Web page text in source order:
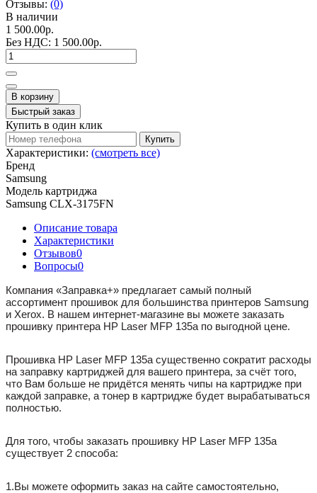
Отзывы: (0)
В наличии
1 500.00р.
Без НДС: 1 500.00р.
В корзину
Быстрый заказ
Купить в один клик
Купить
Характеристики: (смотреть все)
Бренд
Samsung
Модель картриджа
Samsung CLX-3175FN
Описание товара
Характеристики
Отзывов0
Вопросы0
Компания «Заправка+» предлагает самый полный
ассортимент прошивок для большинства принтеров Samsung
и Xerox. В нашем интернет-магазине вы можете заказать
прошивку принтера HP Laser MFP 135a по выгодной цене.
Прошивка HP Laser MFP 135a существенно сократит расходы
на заправку картриджей для вашего принтера, за счёт того,
что Вам больше не придётся менять чипы на картридже при
каждой заправке, а тонер в картридже будет вырабатываться
полностью.
Для того, чтобы заказать прошивку HP Laser MFP 135a
существует 2 способа:
1.Вы можете оформить заказ на сайте самостоятельно,